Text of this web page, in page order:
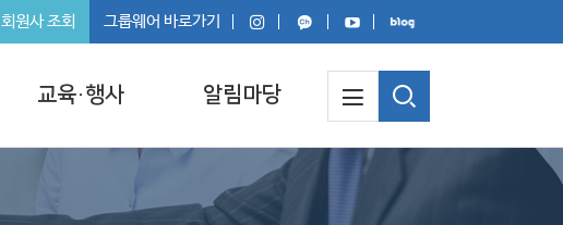
교육·행사 알림마당
회원사 조회 그룹웨어 바로가기